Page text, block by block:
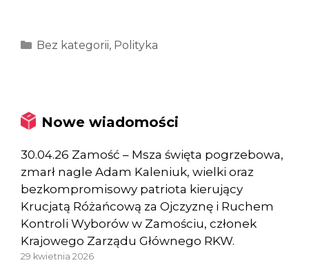
Kategorie
Bez kategorii, Polityka
Nowe wiadomości
30.04.26 Zamość – Msza święta pogrzebowa,
zmarł nagle Adam Kaleniuk, wielki oraz
bezkompromisowy patriota kierujący
Krucjatą Różańcową za Ojczyznę i Ruchem
Kontroli Wyborów w Zamościu, członek
Krajowego Zarządu Głównego RKW.
29 kwietnia 2026